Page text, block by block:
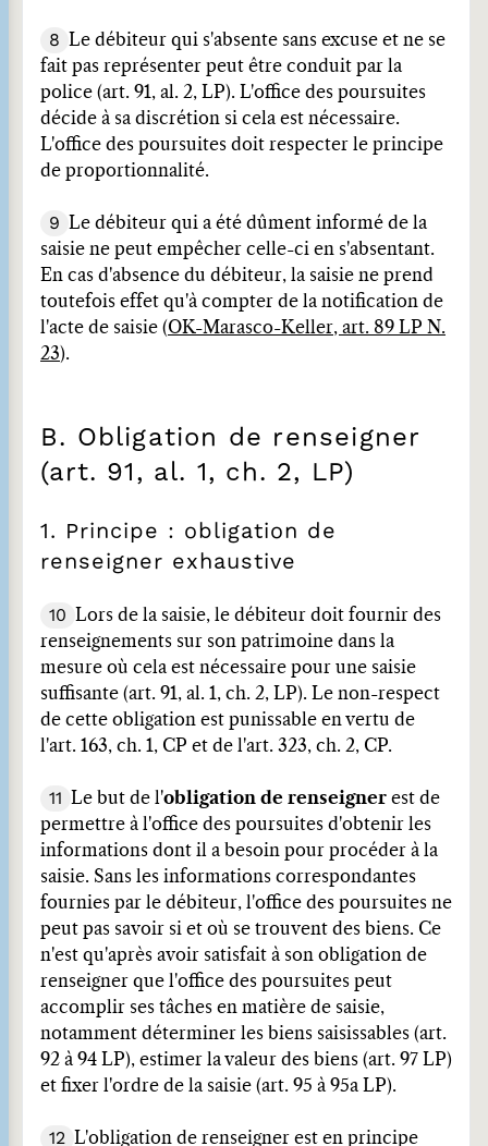
8
Le débiteur qui s'absente sans excuse et ne se
fait pas représenter peut être conduit par la
police (art. 91, al. 2, LP). L'office des poursuites
décide à sa discrétion si cela est nécessaire.
L'office des poursuites doit respecter le principe
de proportionnalité.
9
Le débiteur qui a été dûment informé de la
saisie ne peut empêcher celle-ci en s'absentant.
En cas d'absence du débiteur, la saisie ne prend
toutefois effet qu'à compter de la notification de
l'acte de saisie (OK-Marasco-Keller, art. 89 LP N.
23).
B. Obligation de renseigner
(art. 91, al. 1, ch. 2, LP)
1. Principe : obligation de
renseigner exhaustive
10
Lors de la saisie, le débiteur doit fournir des
renseignements sur son patrimoine dans la
mesure où cela est nécessaire pour une saisie
suffisante (art. 91, al. 1, ch. 2, LP). Le non-respect
de cette obligation est punissable en vertu de
l'art. 163, ch. 1, CP et de l'art. 323, ch. 2, CP.
11 Le but de l'obligation de renseigner est de
permettre à l'office des poursuites d'obtenir les
informations dont il a besoin pour procéder à la
saisie. Sans les informations correspondantes
fournies par le débiteur, l'office des poursuites ne
peut pas savoir si et où se trouvent des biens. Ce
n'est qu'après avoir satisfait à son obligation de
renseigner que l'office des poursuites peut
accomplir ses tâches en matière de saisie,
notamment déterminer les biens saisissables (art.
92 à 94 LP), estimer la valeur des biens (art. 97 LP)
et fixer l'ordre de la saisie (art. 95 à 95a LP).
12
L'obligation de renseigner est en principe